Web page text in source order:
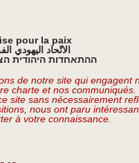
pour la paix
الاتّحاد اليهودي
ההתאחדות היהודית
de notre site qui engagent
charte et nos
site sans nécessairement
nous ont paru
à votre connaissance.